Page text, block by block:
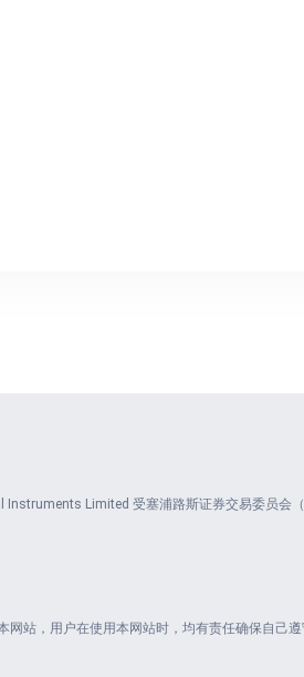
Limited 受塞浦路斯证券交易委员会
站，用户在使用本网站时，均有责任确保自己